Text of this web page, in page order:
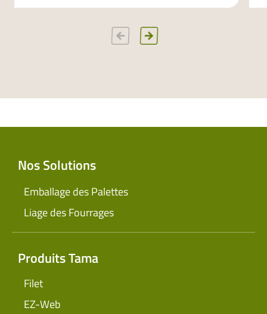
Nos Solutions
Emballage des Palettes
Liage des Fourrages
Produits Tama
Filet
EZ-Web